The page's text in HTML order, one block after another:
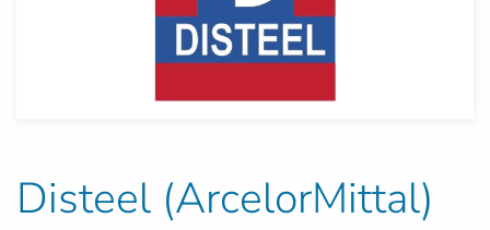
Disteel (ArcelorMittal)